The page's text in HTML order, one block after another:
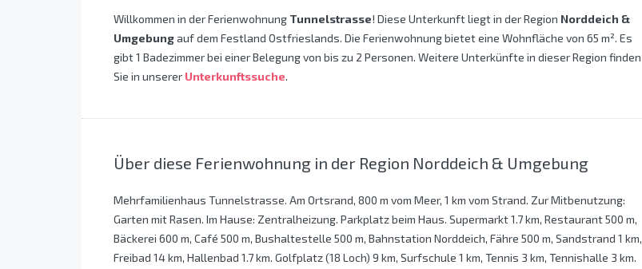
Willkommen in der Ferienwohnung Tunnelstrasse! Diese Unterkunft liegt in der Region Norddeich &
Umgebungauf dem Festland Ostfrieslands. Die Ferienwohnung bietet eine Wohnfläche von 65 m². Es
gibt 1 Badezimmer bei einer Belegung von bis zu 2 Personen. Weitere Unterkünfte in dieser Region finden
Sie in unserer Unterkunftssuche.
Über diese Ferienwohnung in der Region Norddeich & Umgebung
Mehrfamilienhaus Tunnelstrasse. Am Ortsrand, 800 m vom Meer, 1 km vom Strand. Zur Mitbenutzung:
Garten mit Rasen. Im Hause: Zentralheizung. Parkplatz beim Haus. Supermarkt 1.7 km, Restaurant 500 m,
Bäckerei 600 m, Café 500 m, Bushaltestelle 500 m, Bahnstation Norddeich, Fähre 500 m, Sandstrand 1 km,
Freibad 14 km, Hallenbad 1.7 km. Golfplatz (18 Loch) 9 km, Surfschule 1 km, Tennis 3 km, Tennishalle 3 km.